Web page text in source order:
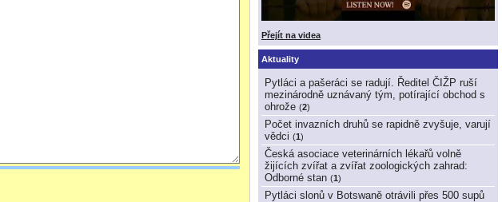
Přejít na videa
Aktuality
Pytláci a pašeráci se radují. Ředitel ČIŽP ruší
mezinárodně uznávaný tým, potírající obchod s
ohrože (2)
Počet invazních druhů se rapidně zvyšuje, varují
vědci (1)
Česká asociace veterinárních lékařů volně
žijících zvířat a zvířat zoologických zahrad:
Odborné stan (1)
Pytláci slonů v Botswaně otrávili přes 500 supů